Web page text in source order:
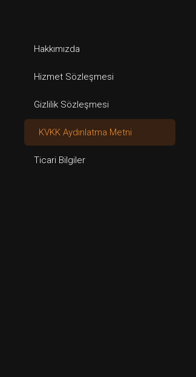
Hakkımızda
Hizmet Sözleşmesi
Gizlilik Sözleşmesi
KVKK Aydınlatma Metni
Ticari Bilgiler